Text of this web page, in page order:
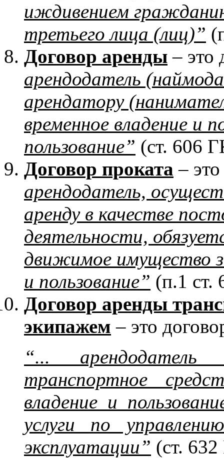
иждивением
третьего лица (лиц)”
Договор аренды – это
арендодатель
арендатору
временное владение и
пользование” (ст. 606
Договор проката –
арендодатель,
аренду в качестве
деятельности,
движимое имущество
и пользование” (п.1 ст.
Договор аренды
экипажем – это
“... арендодатель
транспортное
владение и
услуги по
эксплуатации” (ст.